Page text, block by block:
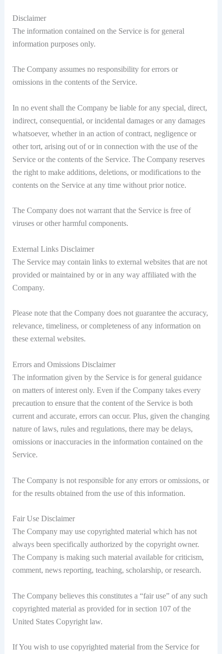
Disclaimer
The information contained on the Service is for general
information purposes only.
The Company assumes no responsibility for errors or
omissions in the contents of the Service.
In no event shall the Company be liable for any special, direct,
indirect, consequential, or incidental damages or any damages
whatsoever, whether in an action of contract, negligence or
other tort, arising out of or in connection with the use of the
Service or the contents of the Service. The Company reserves
the right to make additions, deletions, or modifications to the
contents on the Service at any time without prior notice.
The Company does not warrant that the Service is free of
viruses or other harmful components.
External Links Disclaimer
The Service may contain links to external websites that are not
provided or maintained by or in any way affiliated with the
Company.
Please note that the Company does not guarantee the accuracy,
relevance, timeliness, or completeness of any information on
these external websites.
Errors and Omissions Disclaimer
The information given by the Service is for general guidance
on matters of interest only. Even if the Company takes every
precaution to ensure that the content of the Service is both
current and accurate, errors can occur. Plus, given the changing
nature of laws, rules and regulations, there may be delays,
omissions or inaccuracies in the information contained on the
Service.
The Company is not responsible for any errors or omissions, or
for the results obtained from the use of this information.
Fair Use Disclaimer
The Company may use copyrighted material which has not
always been specifically authorized by the copyright owner.
The Company is making such material available for criticism,
comment, news reporting, teaching, scholarship, or research.
The Company believes this constitutes a “fair use” of any such
copyrighted material as provided for in section 107 of the
United States Copyright law.
If You wish to use copyrighted material from the Service for